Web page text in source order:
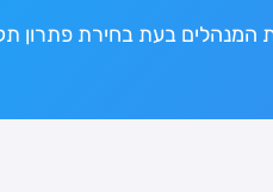
המנהלים בעת בחירת פתרון